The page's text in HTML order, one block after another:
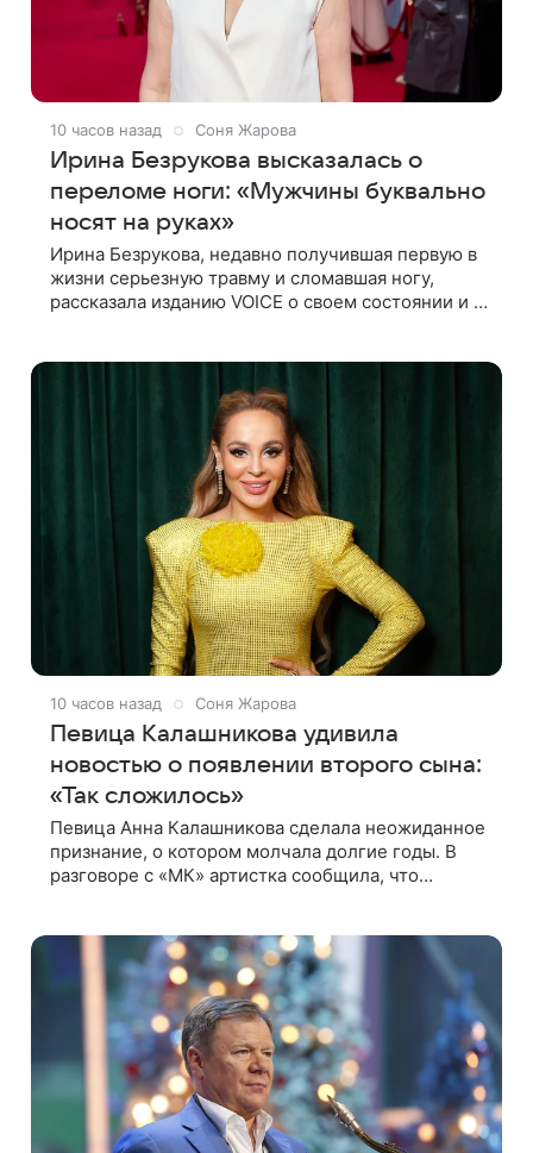
10 часов назад Соня Жарова
Ирина Безрукова высказалась о
переломе ноги: «Мужчины буквально
носят на руках»
Ирина Безрукова, недавно получившая первую в
жизни серьезную травму и сломавшая ногу,
рассказала изданию VOICE о своем состоянии и о
10 часов назад Соня Жарова
Певица Калашникова удивила
новостью о появлении второго сына:
«Так сложилось»
Певица Анна Калашникова сделала неожиданное
признание, о котором молчала долгие годы. В
разговоре с «МК» артистка сообщила, что